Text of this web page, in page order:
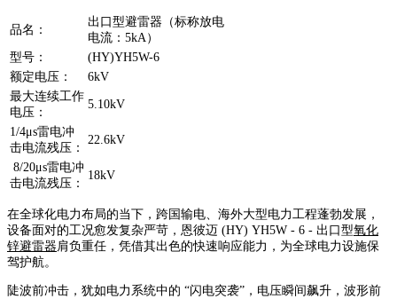
品名：
出口型避雷器（标称放电
电流：5kA）
型号：
(HY)YH5W-6
额定电压：
6kV
最大连续工作
电压：
5.10kV
1/4μs雷电冲
击电流残压 ：
22.6kV
8/20μs雷电冲
击电流残压：
18kV
在全球化电力布局的当下，跨国输电、海外大型电力工程蓬勃发展，
设备面对的工况愈发复杂严苛，恩彼迈 (HY) YH5W - 6 - 出口型氧化
锌避雷器肩负重任，凭借其出色的快速响应能力，为全球电力设施保
驾护航。
陡波前冲击，犹如电力系统中的 “闪电突袭”，电压瞬间飙升，波形前